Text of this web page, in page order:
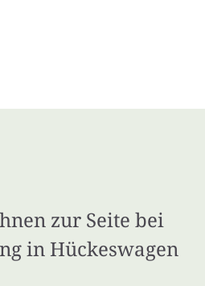
zur Seite bei
in Hückeswagen